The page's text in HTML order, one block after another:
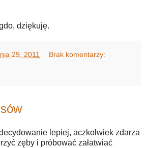
dziękuję.
29, 2011 Brak komentarzy:
lepiej, aczkolwiek zdarza
zęby i próbować załatwiać